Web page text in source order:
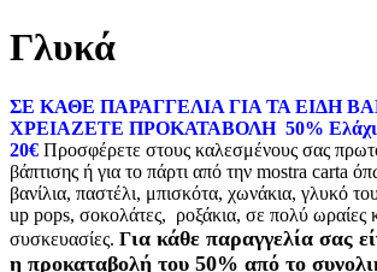
Γλυκά
ΣΕ ΚΑΘΕ ΠΑΡΑΓΓΕΛΙΑ ΓΙΑ ΤΑ ΕΙΔΗ
ΧΡΕΙΑΖΕΤΕ ΠΡΟΚΑΤΑΒΟΛΗ 50%
20€ Προσφέρετε στους καλεσμένους σας
βάπτισης ή για το πάρτι από την mostra carta
βανίλια, παστέλι, μπισκότα, χωνάκια, γλυκό
up pops, σοκολάτες, ροξάκια, σε πολύ ωραίες
συσκευασίες. Για κάθε παραγγελία σας
η προκαταβολή του 50% από το